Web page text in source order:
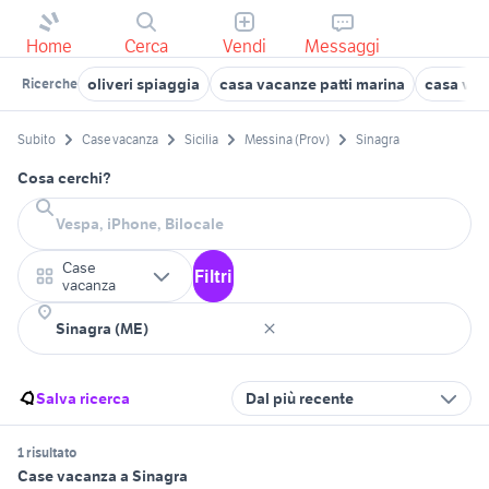
Home Cerca Vendi Messaggi
Ricerche oliveri spiaggia casa vacanze patti marina casa
Subito Case vacanza Sicilia Messina (Prov) Sinagra
Cosa cerchi?
Case
vacanza
Filtri
Salva ricerca Dal più recente
1 risultato
Case vacanza a Sinagra